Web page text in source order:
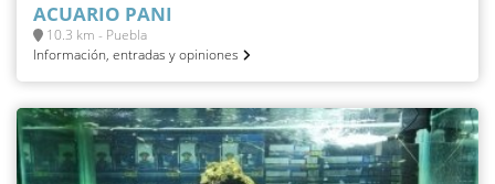
ACUARIO PANI
10.3 km - Puebla
Información, entradas y opiniones